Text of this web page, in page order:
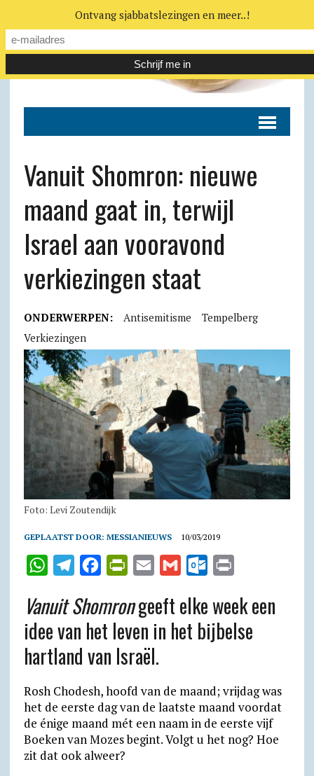
Vanuit Shomron: nieuwe
maand gaat in, terwijl
Israel aan vooravond
verkiezingen staat
ONDERWERPEN: Antisemitisme
Tempelberg
Verkiezingen
Foto: Levi Zoutendijk
GEPLAATST DOOR: MESSIANIEUWS 10/03/2019
W
a
t
s
p
p
T
l
e
g
a
m
c
e
b
o
k
i
n
t
r
i
e
a
i
l
a
i
t
l
k
.
c
i
n
Vanuit Shomrongeeft elke week een
idee van het leven in het bijbelse
hartland van Israël.
Rosh Chodesh, hoofd van de maand; vrijdag was
het de eerste dag van de laatste maand voordat
de énige maand mét een naam in de eerste vijf
Boeken van Mozes begint. Volgt u het nog? Hoe
zit dat ook alweer?
Ontvang sjabbatslezingen en meer..!